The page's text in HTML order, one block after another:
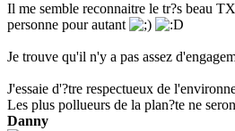
Il me semble reconnaitre le tr?s beau
personne pour autant
Je trouve qu'il n'y a pas assez
J'essaie d'?tre respectueux de
Les plus pollueurs de la plan?te ne
Danny